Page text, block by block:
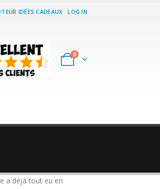
IDÉES CADEAUX LOG IN
0
a déjà tout eu en